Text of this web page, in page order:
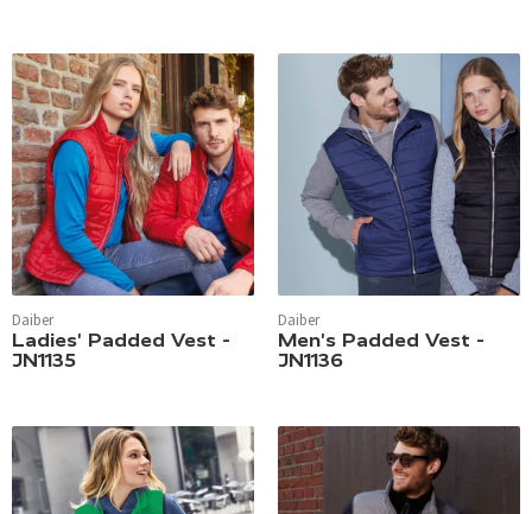
Daiber
Ladies' Padded Vest -
JN1135
Daiber
Men's Padded Vest -
JN1136